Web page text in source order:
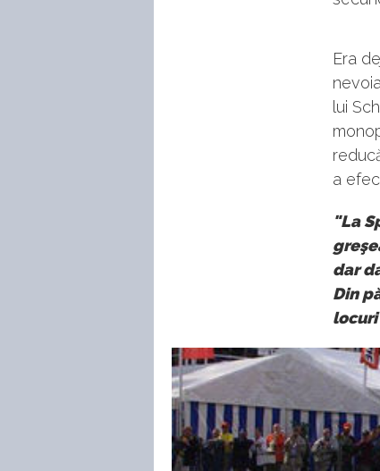
Era
lui
a
"La
dar
Din